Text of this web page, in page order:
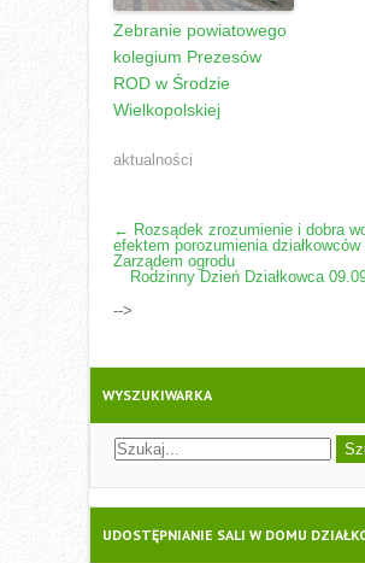
Zebranie powiatowego
kolegium Prezesów
ROD w Środzie
Wielkopolskiej
aktualności
POST
NAVIGATION
← Rozsądek zrozumienie i dobra
efektem porozumienia działkowców
Zarządem ogrodu
Rodzinny Dzień Działkowca
-->
WYSZUKIWARKA
UDOSTĘPNIANIE SALI W DOMU